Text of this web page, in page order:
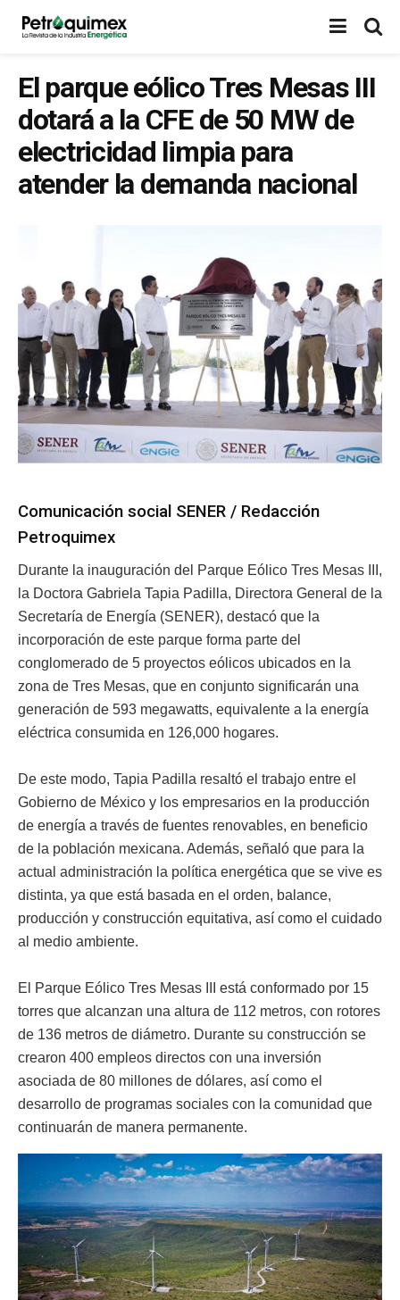
El parque eólico Tres Mesas III
dotará a la CFE de 50 MW de
electricidad limpia para
atender la demanda nacional
Comunicación social SENER / Redacción
Petroquimex
Durante la inauguración del Parque Eólico Tres Mesas III,
la Doctora Gabriela Tapia Padilla, Directora General de la
Secretaría de Energía (SENER), destacó que la
incorporación de este parque forma parte del
conglomerado de 5 proyectos eólicos ubicados en la
zona de Tres Mesas, que en conjunto significarán una
generación de 593 megawatts, equivalente a la energía
eléctrica consumida en 126,000 hogares.
De este modo, Tapia Padilla resaltó el trabajo entre el
Gobierno de México y los empresarios en la producción
de energía a través de fuentes renovables, en beneficio
de la población mexicana. Además, señaló que para la
actual administración la política energética que se vive es
distinta, ya que está basada en el orden, balance,
producción y construcción equitativa, así como el cuidado
al medio ambiente.
El Parque Eólico Tres Mesas III está conformado por 15
torres que alcanzan una altura de 112 metros, con rotores
de 136 metros de diámetro. Durante su construcción se
crearon 400 empleos directos con una inversión
asociada de 80 millones de dólares, así como el
desarrollo de programas sociales con la comunidad que
continuarán de manera permanente.